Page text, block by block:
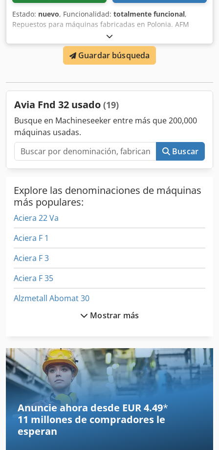
Estado: nuevo, Funcionalidad: totalmente funcional,
Repuestos para máquinas fabricadas en Polonia. AFM
Andrychow, FUM Poreba, FAT Wrocław, AVIA Warszawa,
Jafo Jarocin, ZM Tarnow, FAMOT Pleszew. Repuestos para
tornos polacos, entre otros: TUM 25, TUM 35, TUJ 50, TUJ
63, TUJ 560, TUJ 630, TUR 50, TUR 63, TUR 560, TUR 630,
Guardar búsqueda
Avia Fnd 32 usado (19)
Busque en Machineseeker entre más que 200,000
máquinas usadas.
Buscar
Explore las denominaciones de máquinas
más populares:
Aciera 22 Va
Aciera F 1
Aciera F 3
Aciera F 35
Alzmetall Abomat 30
Avia
Avm Mas 165 S
Bm 20 Vario
Donau Dr 32
Fadal Vmc 4020 Ht
Mostrar más
Anuncie ahora desde EUR 4.49*
11 millones de compradores le
esperan